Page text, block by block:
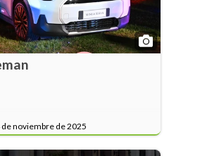
noviembre de 2025